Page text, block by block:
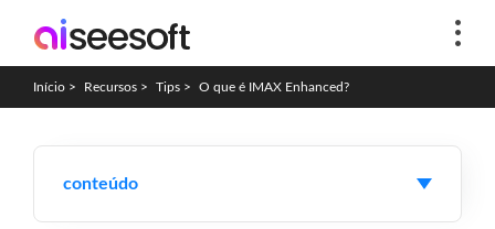
Início > Recursos > Tips > O que é IMAX Enhanced?
conteúdo